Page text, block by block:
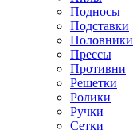
Подносы
Подставки
Половники
Прессы
Противни
Решетки
Ролики
Ручки
Сетки